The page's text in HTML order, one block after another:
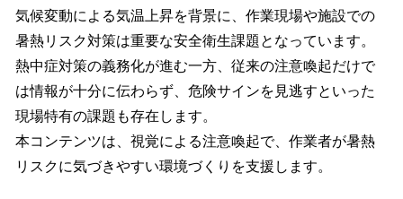
気候変動による気温上昇を背景に、作業現場や施設での
暑熱リスク対策は重要な安全衛生課題となっています。
熱中症対策の義務化が進む一方、従来の注意喚起だけで
は情報が十分に伝わらず、危険サインを見逃すといった
現場特有の課題も存在します。
本コンテンツは、視覚による注意喚起で、作業者が暑熱
リスクに気づきやすい環境づくりを支援します。